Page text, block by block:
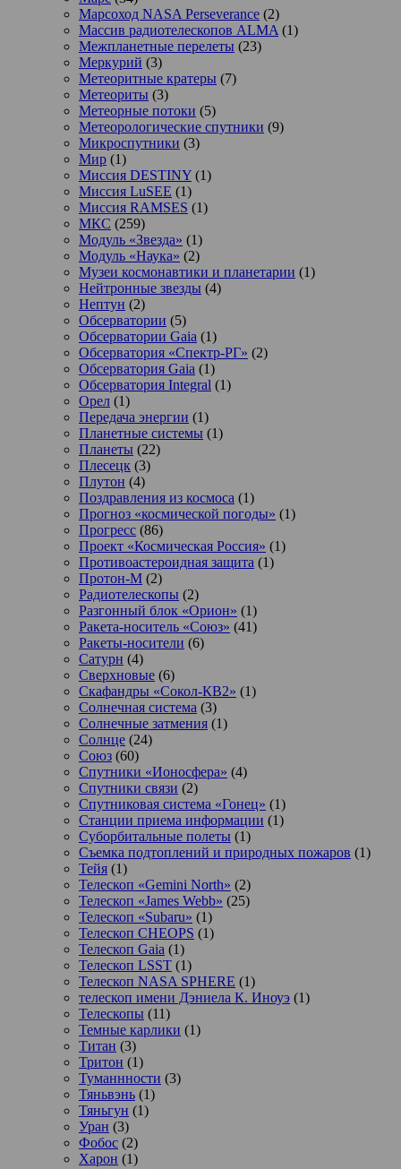
Марсоход NASA Perseverance (2)
Массив радиотелескопов ALMA (1)
Межпланетные перелеты (23)
Меркурий (3)
Метеоритные кратеры (7)
Метеориты (3)
Метеорные потоки (5)
Метеорологические спутники (9)
Микроспутники (3)
Мир (1)
Миссия DESTINY (1)
Миссия LuSEE (1)
Миссия RAMSES (1)
МКС (259)
Модуль «Звезда» (1)
Модуль «Наука» (2)
Музеи космонавтики и планетарии (1)
Нейтронные звезды (4)
Нептун (2)
Обсерватории (5)
Обсерватории Gaia (1)
Обсерватория «Спектр-РГ» (2)
Обсерватория Gaia (1)
Обсерватория Integral (1)
Орел (1)
Передача энергии (1)
Планетные системы (1)
Планеты (22)
Плесецк (3)
Плутон (4)
Поздравления из космоса (1)
Прогноз «космической погоды» (1)
Прогресс (86)
Проект «Космическая Россия» (1)
Противоастероидная защита (1)
Протон-М (2)
Радиотелескопы (2)
Разгонный блок «Орион» (1)
Ракета-носитель «Союз» (41)
Ракеты-носители (6)
Сатурн (4)
Сверхновые (6)
Скафандры «Сокол-КВ2» (1)
Солнечная система (3)
Солнечные затмения (1)
Солнце (24)
Союз (60)
Спутники «Ионосфера» (4)
Спутники связи (2)
Спутниковая система «Гонец» (1)
Станции приема информации (1)
Суборбитальные полеты (1)
Съемка подтоплений и природных пожаров (1)
Тейя (1)
Телескоп «Gemini North» (2)
Телескоп «James Webb» (25)
Телескоп «Subaru» (1)
Телескоп CHEOPS (1)
Телескоп Gaia (1)
Телескоп LSST (1)
Телескоп NASA SPHERE (1)
телескоп имени Дэниела К. Иноуэ (1)
Телескопы (11)
Темные карлики (1)
Титан (3)
Тритон (1)
Туманнности (3)
Тяньвэнь (1)
Тяньгун (1)
Уран (3)
Фобос (2)
Харон (1)